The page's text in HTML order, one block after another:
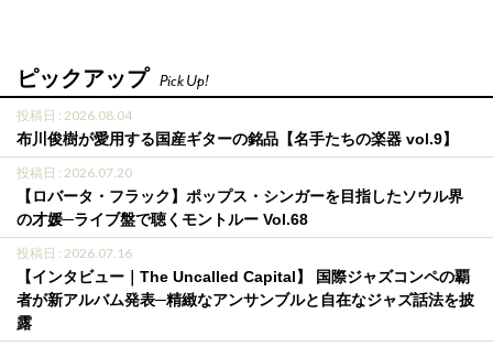
ピックアップ Pick Up!
投稿日 : 2026.08.04
布川俊樹が愛用する国産ギターの銘品【名手たちの楽器 vol.9】
投稿日 : 2026.07.20
【ロバータ・フラック】ポップス・シンガーを目指したソウル界
の才媛─ライブ盤で聴くモントルー Vol.68
投稿日 : 2026.07.16
【インタビュー｜The Uncalled Capital】 国際ジャズコンペの覇
者が新アルバム発表─精緻なアンサンブルと自在なジャズ話法を披
露